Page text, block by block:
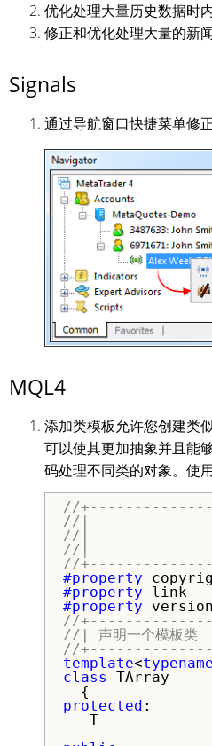
优化处理大量历史数据时
修正和优化处理大量的新闻
Signals
通过导航窗口快捷菜单修
MQL4
添加类模板允许您创建类
可以使其更加抽象并且能
码处理不同类的对象。使
//
//|
//|
//|
//
#property
#property
#property
//
//| 声明一个模板
//
template<typename
class
TArray
protected :
T